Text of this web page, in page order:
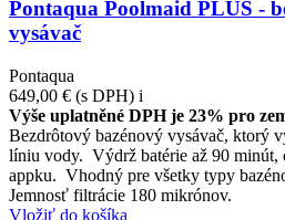
Pontaqua Poolmaid PLUS -
vysávač
Pontaqua
649,00 € (s DPH) i
Výše uplatněné DPH je 23% pro
Bezdrôtový bazénový vysávač, ktorý
líniu vody. Výdrž batérie až 90 minút,
appku. Vhodný pre všetky typy
Jemnosť filtrácie 180 mikrónov.
Vložiť do košíka